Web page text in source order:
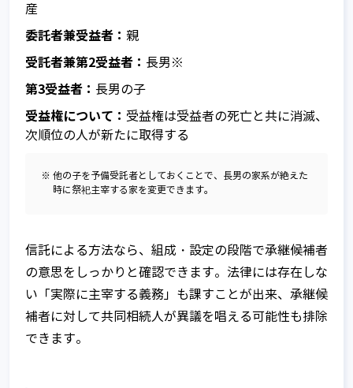
産
委託者兼受益者： 親
受託者兼第2受益者： 長男※
第3受益者： 長男の子
受益権について： 受益権は受益者の死亡と共に消滅、
次順位の人が新たに取得する
※ 他の子を予備受託者としておくことで、長男の家系が絶えた
時に祭祀主宰する家を変更できます。
信託による方法なら、組成・設定の段階で承継候補者
の意思をしっかりと確認できます。法律には存在しな
い「実際に主宰する義務」も課すことが出来、承継候
補者に対して共同相続人が異議を唱える可能性も排除
できます。